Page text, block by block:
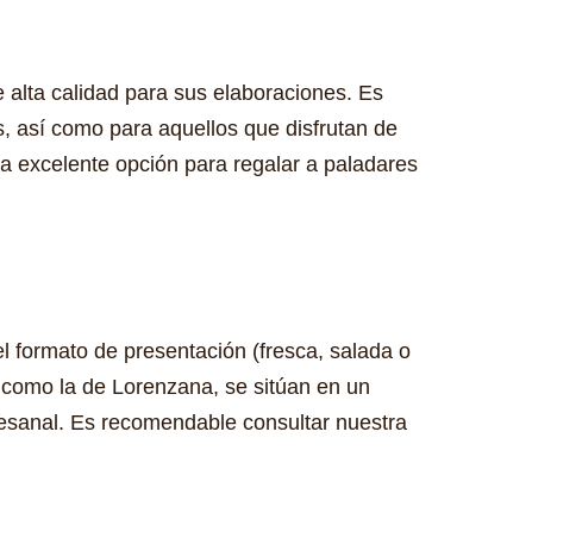
calidad para sus elaboraciones. Es
así como para aquellos que disfrutan de
excelente opción para regalar a paladares
formato de presentación (fresca, salada o
la de Lorenzana, se sitúan en un
Es recomendable consultar nuestra